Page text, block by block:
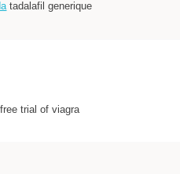
tadalafil generique
free trial of viagra